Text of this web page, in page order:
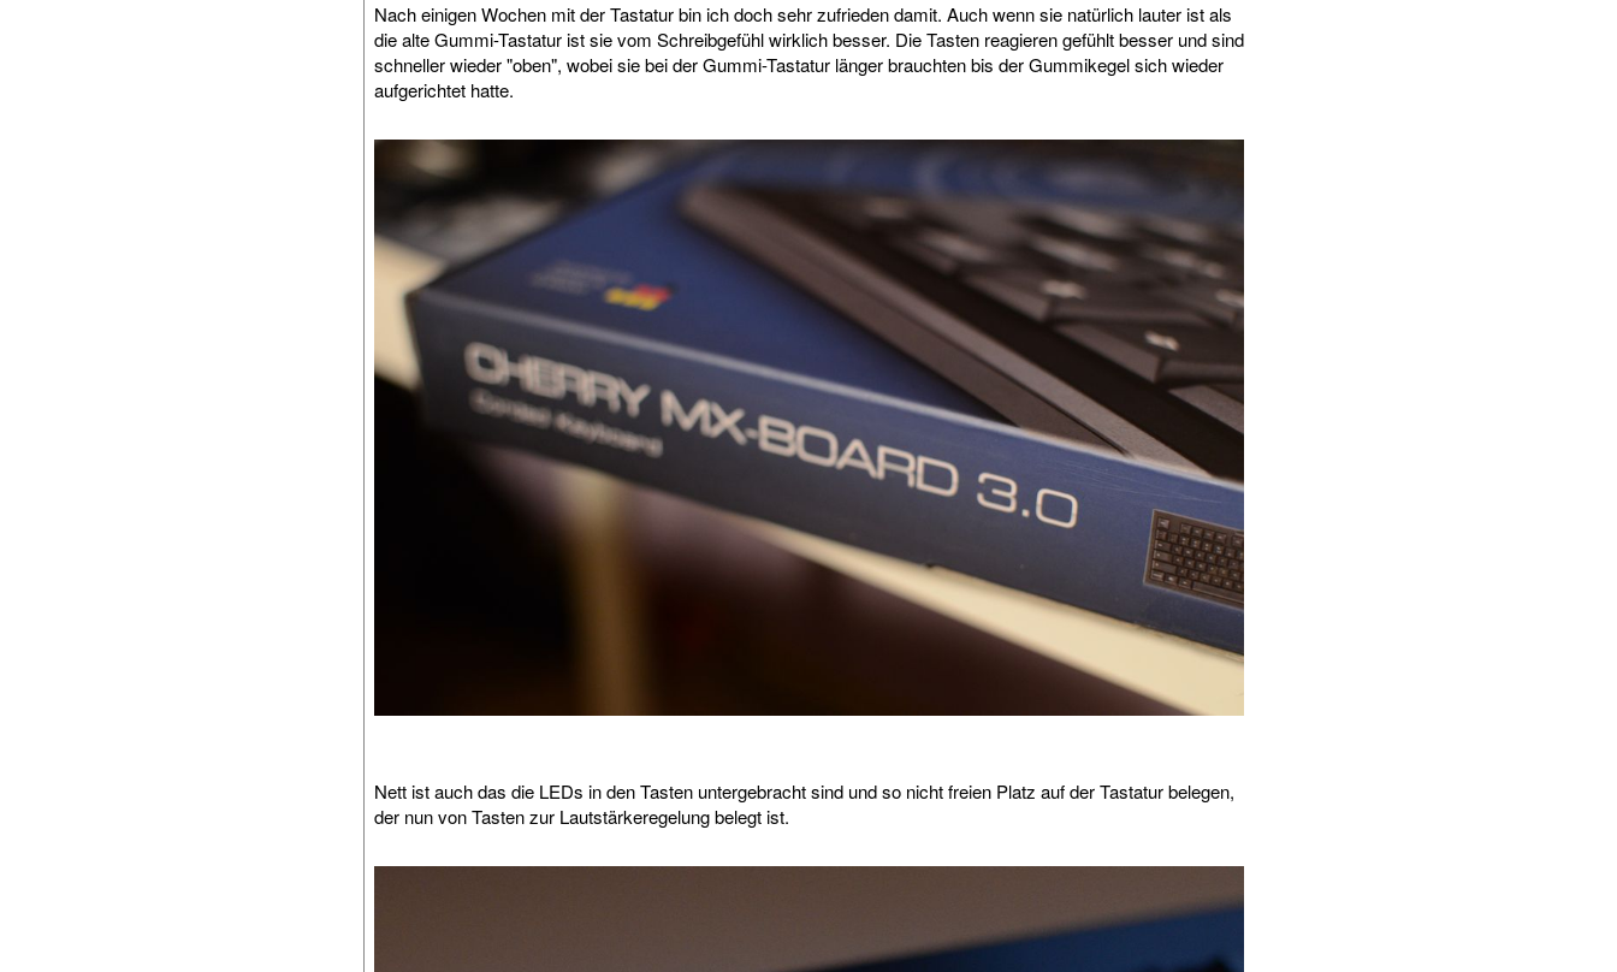
Nach einigen Wochen mit der Tastatur bin ich doch sehr zufrieden damit. Auch wenn sie natürlich lauter ist als
die alte Gummi-Tastatur ist sie vom Schreibgefühl wirklich besser. Die Tasten reagieren gefühlt besser und sind
schneller wieder "oben", wobei sie bei der Gummi-Tastatur länger brauchten bis der Gummikegel sich wieder
aufgerichtet hatte.
Nett ist auch das die LEDs in den Tasten untergebracht sind und so nicht freien Platz auf der Tastatur belegen,
der nun von Tasten zur Lautstärkeregelung belegt ist.